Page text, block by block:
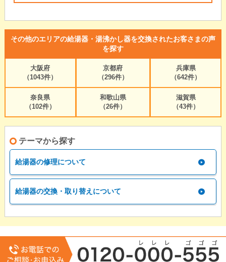
その他のエリアの給湯器・湯沸かし器を交換されたお客さまの声
を探す
大阪府
（1043件）
京都府
（296件）
兵庫県
（642件）
奈良県
（102件）
和歌山県
（26件）
滋賀県
（43件）
テーマから探す
給湯器の修理について
給湯器の交換・取り替えについて